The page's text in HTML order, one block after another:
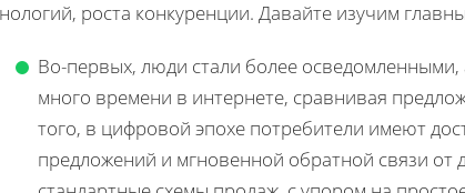
роста конкуренции. Давайте изучим
Во-первых, люди стали более
много времени в интернете, сравнивая
того, в цифровой эпохе потребители имеют
предложений и мгновенной обратной связи от